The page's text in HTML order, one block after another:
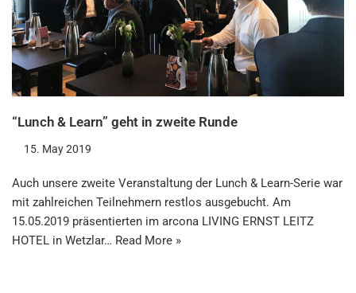
“Lunch & Learn” geht in zweite Runde
15. May 2019
Auch unsere zweite Veranstaltung der Lunch & Learn-Serie war
mit zahlreichen Teilnehmern restlos ausgebucht. Am
15.05.2019 präsentierten im arcona LIVING ERNST LEITZ
HOTEL in Wetzlar… Read More »